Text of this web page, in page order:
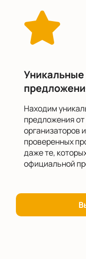
Спектакль
пронзительным.
выдержанное
послевкусие и
Приятного
Уникальные
Находим
предложения от
организаторов и
проверенных
даже те,
официальной